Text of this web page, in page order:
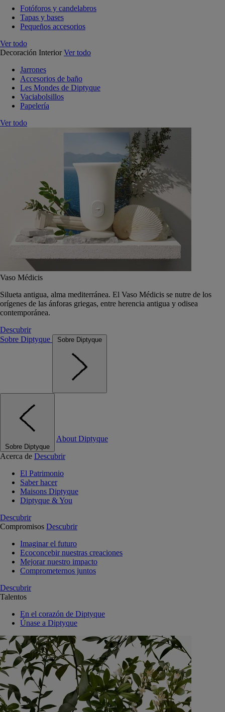
Fotóforos y candelabros
Tapas y bases
Pequeños accesorios
Ver todo
Decoración Interior Ver todo
Jarrones
Accesorios de baño
Les Mondes de Diptyque
Vaciabolsillos
Papelería
Ver todo
Vaso Médicis
Silueta antigua, alma mediterránea. El Vaso Médicis se nutre de los
orígenes de las ánforas griegas, entre herencia antigua y odisea
contemporánea.
Descubrir
Sobre Diptyque
Sobre Diptyque
Sobre Diptyque
About Diptyque
Acerca de Descubrir
El Patrimonio
Saber hacer
Maisons Diptyque
Diptyque & You
Descubrir
Compromisos Descubrir
Imaginar el futuro
Ecoconcebir nuestras creaciones
Mejorar nuestro impacto
Comprometernos juntos
Descubrir
Talentos
En el corazón de Diptyque
Únase a Diptyque